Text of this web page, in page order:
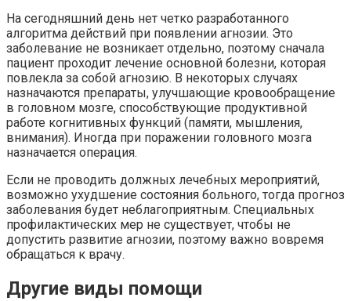
На сегодняшний день нет четко разработанного
алгоритма действий при появлении агнозии. Это
заболевание не возникает отдельно, поэтому сначала
пациент проходит лечение основной болезни, которая
повлекла за собой агнозию. В некоторых случаях
назначаются препараты, улучшающие кровообращение
в головном мозге, способствующие продуктивной
работе когнитивных функций (памяти, мышления,
внимания). Иногда при поражении головного мозга
назначается операция.
Если не проводить должных лечебных мероприятий,
возможно ухудшение состояния больного, тогда прогноз
заболевания будет неблагоприятным. Специальных
профилактических мер не существует, чтобы не
допустить развитие агнозии, поэтому важно вовремя
обращаться к врачу.
Другие виды помощи